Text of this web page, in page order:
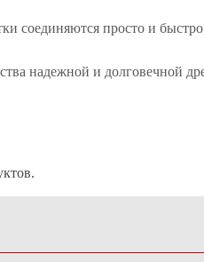
соединяются просто и
надежной и долговечной